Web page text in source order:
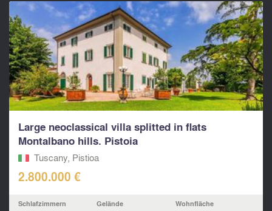
Large neoclassical villa splitted in flats
Montalbano hills. Pistoia
Tuscany, Pistioa
2.800.000 €
Schlafzimmern Gelände Wohnfläche